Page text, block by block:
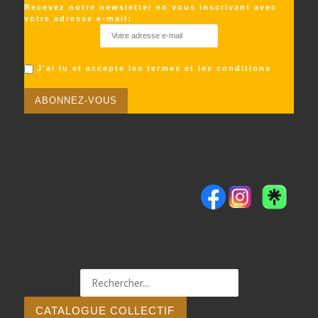
Recevez notre newsletter en vous inscrivant avec
votre adresse e-mail:
J'ai lu et accepte les termes et les conditions
CATALOGUE COLLECTIF